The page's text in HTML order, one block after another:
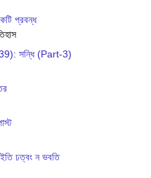
প্রবন্ধ
সন্ধি (Part-3)
ইতি ঢত্বং ন ভবতি